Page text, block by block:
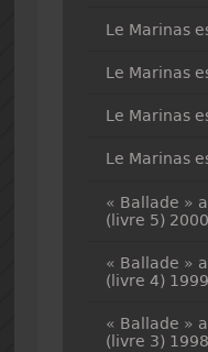
Le Marinas
Le Marinas
Le Marinas
Le Marinas
« Ballade »
(livre 5) 2000
« Ballade »
(livre 4) 1999
« Ballade »
(livre 3) 1998